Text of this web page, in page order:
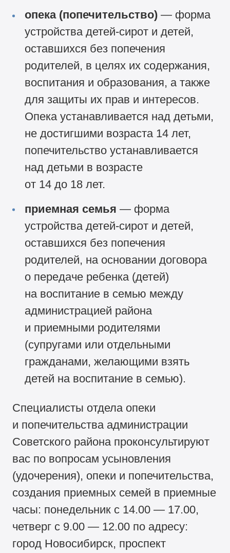
опека (попечительство) — форма
устройства детей-сирот и детей,
оставшихся без попечения
родителей, в целях их содержания,
воспитания и образования, а также
для защиты их прав и интересов.
Опека устанавливается над детьми,
не достигшими возраста 14 лет,
попечительство устанавливается
над детьми в возрасте
от 14 до 18 лет.
приемная семья — форма
устройства детей-сирот и детей,
оставшихся без попечения
родителей, на основании договора
о передаче ребенка (детей)
на воспитание в семью между
администрацией района
и приемными родителями
(супругами или отдельными
гражданами, желающими взять
детей на воспитание в семью).
Специалисты отдела опеки
и попечительства администрации
Советского района проконсультируют
вас по вопросам усыновления
(удочерения), опеки и попечительства,
создания приемных семей в приемные
часы: понедельник с 14.00 — 17.00,
четверг с 9.00 — 12.00 по адресу:
город Новосибирск, проспект